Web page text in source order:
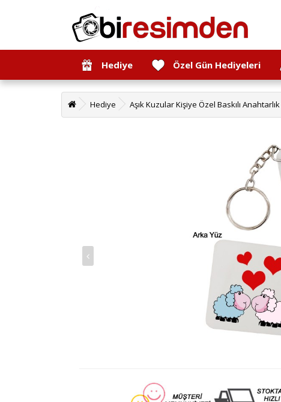
Hediye Özel Gün Hediyeleri
Hediye Aşık Kuzular Kişiye Özel Baskılı Anahtarlık